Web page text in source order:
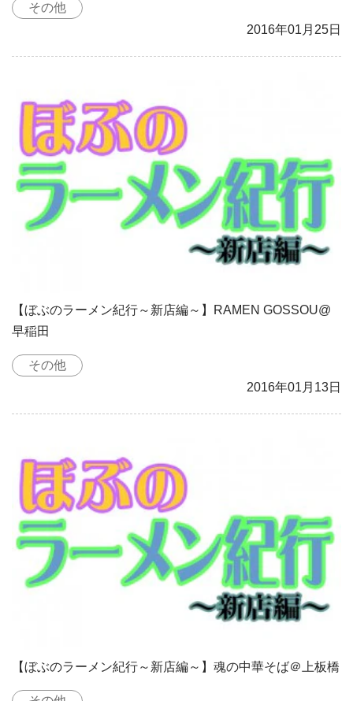
その他
2016年01月25日
【ぼぶのラーメン紀行～新店編～】RAMEN GOSSOU@
早稲田
その他
2016年01月13日
【ぼぶのラーメン紀行～新店編～】魂の中華そば＠上板橋